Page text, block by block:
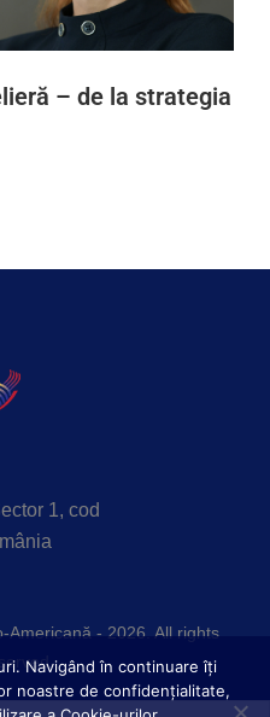
– de la strategia
1, cod
Americană - 2026. All rights
Navigând în continuare îți
noastre de confidențialitate,